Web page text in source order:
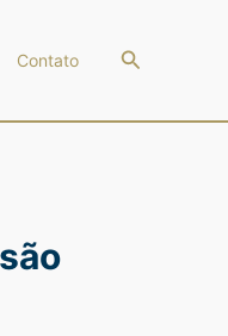
Contato Pesquisar